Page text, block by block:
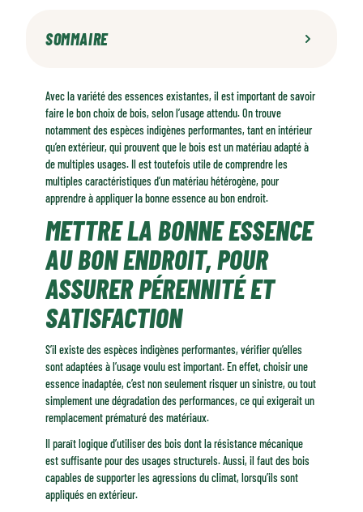
SOMMAIRE
satisfaction
L’importance de connaître les multiples caractéristiques d’un matériau
hétérogène
Maîtriser les classes d’emploi pour faire le bon choix de bois
Quelques essences à quelques endroits : exemples d’application des
espèces indigènes performantes
Avec la variété des essences existantes, il est important de savoir
faire le bon choix de bois, selon l’usage attendu. On trouve
notamment des espèces indigènes performantes, tant en intérieur
qu’en extérieur, qui prouvent que le bois est un matériau adapté à
de multiples usages. Il est toutefois utile de comprendre les
multiples caractéristiques d’un matériau hétérogène, pour
apprendre à appliquer la bonne essence au bon endroit.
METTRE LA BONNE ESSENCE
AU BON ENDROIT, POUR
ASSURER PÉRENNITÉ ET
SATISFACTION
S’il existe des espèces indigènes performantes, vérifier qu’elles
sont adaptées à l’usage voulu est important. En effet, choisir une
essence inadaptée, c’est non seulement risquer un sinistre, ou tout
simplement une dégradation des performances, ce qui exigerait un
remplacement prématuré des matériaux.
Il paraît logique d’utiliser des bois dont la résistance mécanique
est suffisante pour des usages structurels. Aussi, il faut des bois
capables de supporter les agressions du climat, lorsqu’ils sont
appliqués en extérieur.